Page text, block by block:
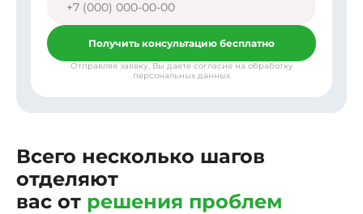
Получить консультацию бесплатно
Отправляя заявку, Вы даете согласие на обработку
персональных данных
Всего несколько шагов
отделяют
вас от решения проблем